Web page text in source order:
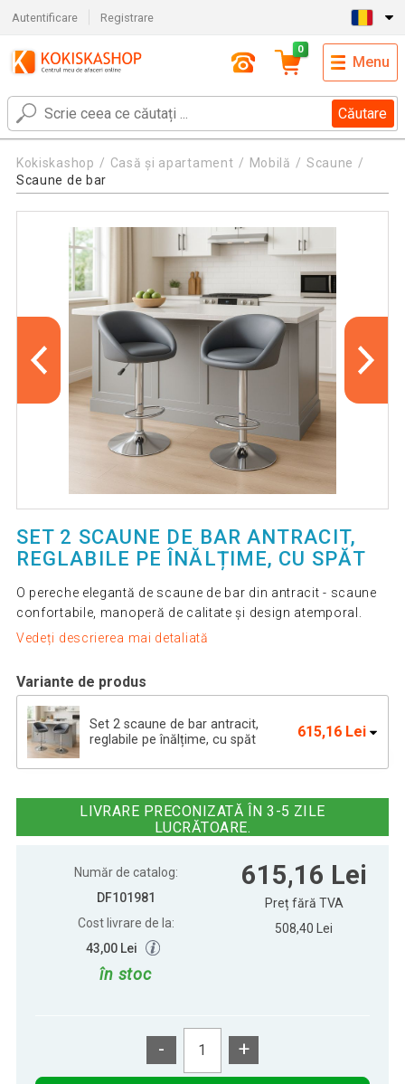
Autentificare Registrare
Căutare
0
Menu
Kokiskashop Casă și apartament Mobilă
Scaune
Scaune de bar
SET 2 SCAUNE DE BAR ANTRACIT,
REGLABILE PE ÎNĂLȚIME, CU SPĂT
O pereche elegantă de scaune de bar din antracit - scaune
confortabile, manoperă de calitate și design atemporal.
Vedeți descrierea mai detaliată
Variante de produs
Set 2 scaune de bar antracit,
reglabile pe înălțime, cu spăt
615,16 Lei
moderne, reglabile pe înălțime
pivotante, reglabile pe înălți
662,12 Lei
LIVRARE PRECONIZATĂ ÎN 3-5 ZILE
LUCRĂTOARE.
Număr de catalog:
DF101981
Cost livrare de la:
43,00 Lei
în stoc
615,16 Lei
Preț fără TVA
508,40 Lei
- +